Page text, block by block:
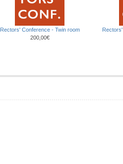
Rectors' Conference - Twin room
200,00€